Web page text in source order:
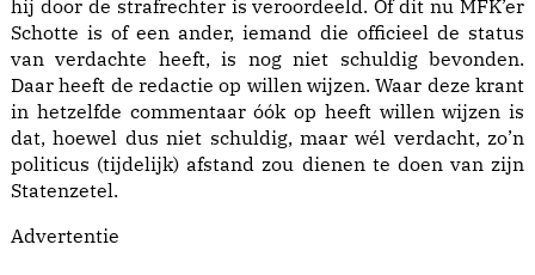
hij door de strafrechter is veroordeeld. Of dit nu MFK’er
Schotte is of een ander, iemand die officieel de status
van verdachte heeft, is nog niet schuldig bevonden.
Daar heeft de redactie op willen wijzen. Waar deze krant
in hetzelfde commentaar óók op heeft willen wijzen is
dat, hoewel dus niet schuldig, maar wél verdacht, zo’n
politicus (tijdelijk) afstand zou dienen te doen van zijn
Statenzetel.
Advertentie